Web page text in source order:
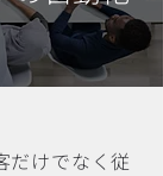
だけでなく従